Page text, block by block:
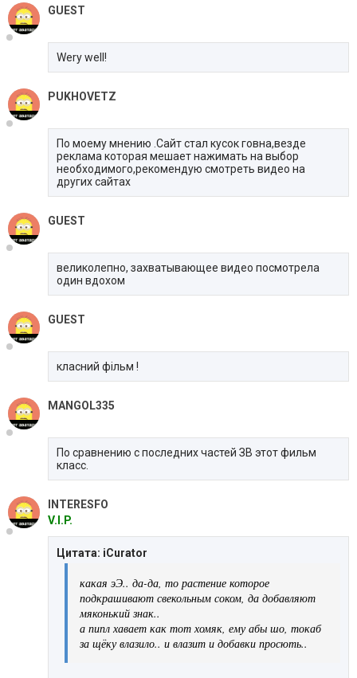
GUEST
Wery well!
PUKHOVETZ
По моему мнению .Сайт стал кусок говна,везде
реклама которая мешает нажимать на выбор
необходимого,рекомендую смотреть видео на
других сайтах
GUEST
великолепно, захватывающее видео посмотрела
один вдохом
GUEST
класний фільм !
MANGOL335
По сравнению c последних частей ЗВ этот фильм
класс.
INTERESFO
V.I.P.
Цитата: iCurator
какая эЭ.. да-да, то растение которое
подкрашивают свекольным соком, да добавляют
мяконький знак..
а пипл хавает как тот хомяк, ему абы шо, токаб
за щёку влазило.. и влазит и добавки просють..